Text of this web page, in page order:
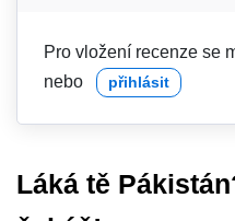
Pro vložení recenze se
nebo přihlásit
Láká tě